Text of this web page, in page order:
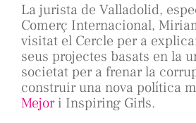
La jurista de Valladolid,
Comerç Internacional,
visitat el Cercle per a
seus projectes basats en la
societat per a frenar la
construir una nova política
Mejori Inspiring Girls.